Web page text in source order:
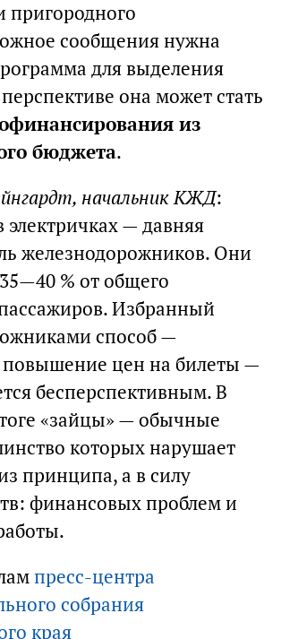
пригородного
сообщения нужна
для выделения
она может стать
из
бюджета.
начальник КЖД:
— давняя
железнодорожников. Они
% от общего
Избранный
способ —
повышение цен на билеты —
бесперспективным. В
«зайцы» — обычные
которых нарушает
принципа, а в силу
финансовых проблем и
пресс-центра
cобрания
края